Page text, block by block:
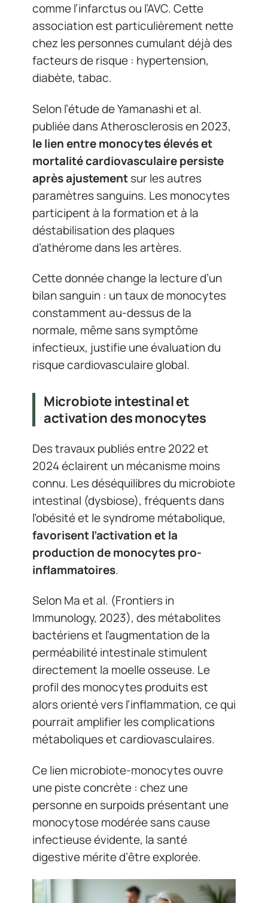
comme l’infarctus ou l’AVC. Cette
association est particulièrement nette
chez les personnes cumulant déjà des
facteurs de risque : hypertension,
diabète, tabac.
Selon l’étude de Yamanashi et al.
publiée dans Atherosclerosis en 2023,
le lien entre monocytes élevés et
mortalité cardiovasculaire persiste
après ajustementsur les autres
paramètres sanguins. Les monocytes
participent à la formation et à la
déstabilisation des plaques
d’athérome dans les artères.
Cette donnée change la lecture d’un
bilan sanguin : un taux de monocytes
constamment au-dessus de la
normale, même sans symptôme
infectieux, justifie une évaluation du
risque cardiovasculaire global.
Microbiote intestinal et
activation des monocytes
Des travaux publiés entre 2022 et
2024 éclairent un mécanisme moins
connu. Les déséquilibres du microbiote
intestinal (dysbiose), fréquents dans
l’obésité et le syndrome métabolique,
favorisent l’activation et la
production de monocytes pro-
inflammatoires.
Selon Ma et al. (Frontiers in
Immunology, 2023), des métabolites
bactériens et l’augmentation de la
perméabilité intestinale stimulent
directement la moelle osseuse. Le
profil des monocytes produits est
alors orienté vers l’inflammation, ce qui
pourrait amplifier les complications
métaboliques et cardiovasculaires.
Ce lien microbiote-monocytes ouvre
une piste concrète : chez une
personne en surpoids présentant une
monocytose modérée sans cause
infectieuse évidente, la santé
digestive mérite d’être explorée.